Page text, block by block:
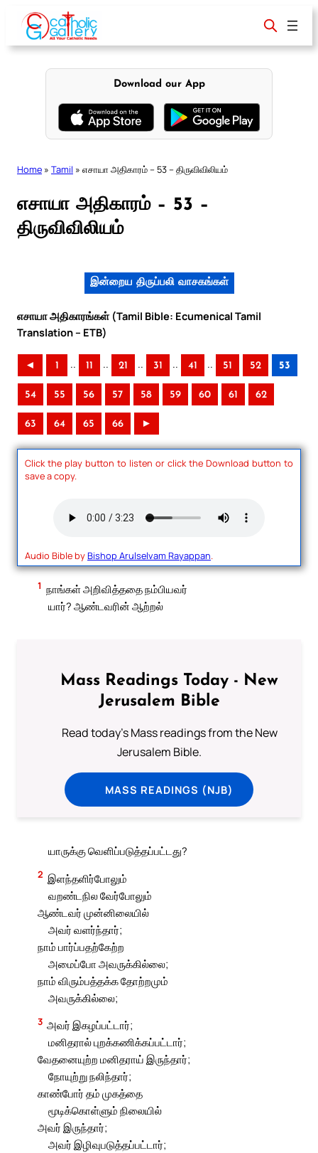
content
Download our App
Home » Tamil » எசாயா அதிகாரம் – 53 – திருவிவிலியம்
எசாயா அதிகாரம் – 53 –
திருவிவிலியம்
இன்றைய திருப்பலி வாசகங்கள்
எசாயா அதிகாரங்கள் (Tamil Bible: Ecumenical Tamil
Translation – ETB)
◄ 1 .. 11 .. 21 .. 31 .. 41 .. 51 52 53
54 55 56 57 58 59 60 61 62
63 64 65 66 ►
Click the play button to listen or click the Download button to
save a copy.
Audio Bible byBishop Arulselvam Rayappan.
1 நாங்கள் அறிவித்ததை நம்பியவர்
யார்? ஆண்டவரின் ஆற்றல்
Mass Readings Today - New
Jerusalem Bible
Read today's Mass readings from the New
Jerusalem Bible.
MASS READINGS (NJB)
யாருக்கு வெளிப்படுத்தப்பட்டது?
2 இளந்தளிர்போலும்
வறண்டநில வேர்போலும்
ஆண்டவர் முன்னிலையில்
அவர் வளர்ந்தார்;
நாம் பார்ப்பதற்கேற்ற
அமைப்போ அவருக்கில்லை;
நாம் விரும்பத்தக்க தோற்றமும்
அவருக்கில்லை;
3 அவர் இகழப்பட்டார்;
மனிதரால் புறக்கணிக்கப்பட்டார்;
வேதனையுற்ற மனிதராய் இருந்தார்;
நோயுற்று நலிந்தார்;
காண்போர் தம் முகத்தை
மூடிக்கொள்ளும் நிலையில்
அவர் இருந்தார்;
அவர் இழிவுபடுத்தப்பட்டார்;